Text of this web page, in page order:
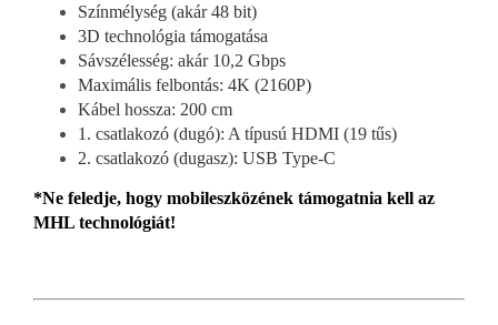
Színmélység (akár 48 bit)
3D technológia támogatása
Sávszélesség: akár 10,2 Gbps
Maximális felbontás: 4K (2160P)
Kábel hossza: 200 cm
1. csatlakozó (dugó): A típusú HDMI (19 tűs)
2. csatlakozó (dugasz): USB Type-C
*Ne feledje, hogy mobileszközének támogatnia kell az
MHL technológiát!